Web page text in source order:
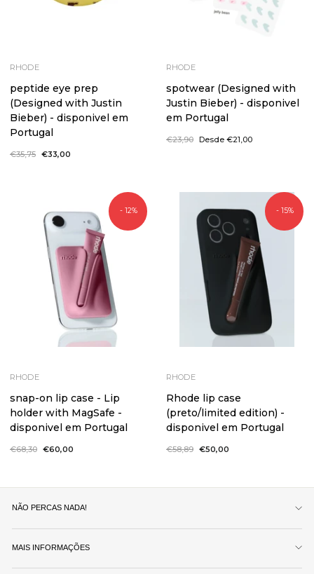
RHODE
peptide eye prep
(Designed with Justin
Bieber) - disponivel em
Portugal
Preço
€35,75 Preço
€33,00
RHODE
spotwear (Designed with
Justin Bieber) - disponivel
em Portugal
Preço
€23,90 Preço
Desde €21,00
- 12%
RHODE
snap-on lip case - Lip
holder with MagSafe -
disponivel em Portugal
Preço
€68,30 Preço
€60,00
- 15%
RHODE
Rhode lip case
(preto/limited edition) -
disponivel em Portugal
Preço
€58,89 Preço
€50,00
NÃO PERCAS NADA!
MAIS INFORMAÇÕES